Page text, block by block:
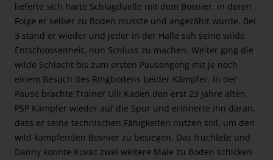
lieferte sich harte Schlagduelle mit dem Bosnier, in deren
Folge er selber zu Boden musste und angezählt wurde. Bei
3 stand er wieder und jeder in der Halle sah seine wilde
Entschlossenheit, nun Schluss zu machen. Weiter ging die
wilde Schlacht bis zum ersten Pausengong mit je noch
einem Besuch des Ringbodens beider Kämpfer. In der
Pause brachte Trainer Ulli Kaden den erst 23 Jahre alten
PSP Kämpfer wieder auf die Spur und erinnerte ihn daran,
dass er seine technischen Fähigkeiten nutzen soll, um den
wild kämpfenden Bosnier zu besiegen. Das fruchtete und
Danny konnte Kovac zwei weitere Male zu Boden schicken